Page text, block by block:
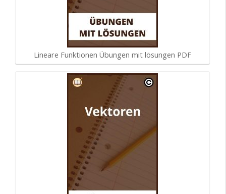
Lineare Funktionen Übungen mit lösungen PDF